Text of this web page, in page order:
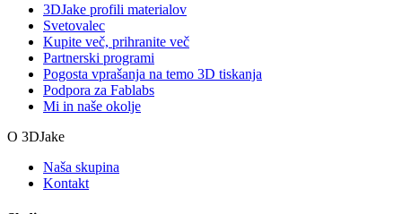
3DJake profili materialov
Svetovalec
Kupite več, prihranite več
Partnerski programi
Pogosta vprašanja na temo 3D tiskanja
Podpora za Fablabs
Mi in naše okolje
O 3DJake
Naša skupina
Kontakt